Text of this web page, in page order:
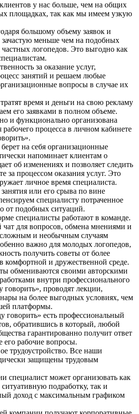
у нас больше, чем на общих
площадках, так как мы имеем узкую
большому объему заявок и
меньше чем на подобных
логопедов. Это выгодно как
за оказание услуг,
занятий и решаем любые
вопросы в случае их
время и деньги на свою рекламу
его заявками в полном объеме.
и функционально организована
рабочего процесса в личном кабинете
на себя организационные
напоминает клиентам о
об изменениях и позволяет следить
за процессом оказания услуг. Это
личное время специалиста.
или его срыва по вине
специалисту потраченное
от подобных ситуаций.
специалисты работают в команде.
чат для вопросов, обмена мнениями и
и необычным случаям
важно для молодых логопедов,
получить советы от более
комфортной и дружественной среде.
обмениваются своими авторскими
внутри профессионального
говорить», проводят лекции,
на более выгодных условиях, чем
платформы.
говорить» есть профессиональный
обратившись в который, любой
гарантированно получит ответ
рабочие вопросы.
трудоустройство. Все наши
защищены трудовым
специалист может организовать как
подработку, так и
доход с максимальным графиком